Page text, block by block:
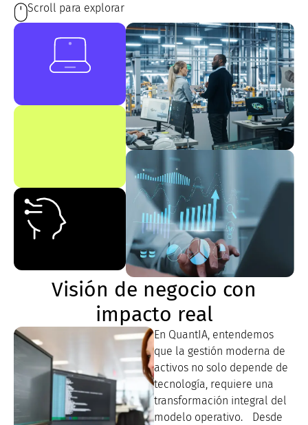
Scroll para explorar
Visión de negocio con
impacto real
En QuantIA, entendemos
que la gestión moderna de
activos no solo depende de
tecnología, requiere una
transformación integral del
modelo operativo. Desde